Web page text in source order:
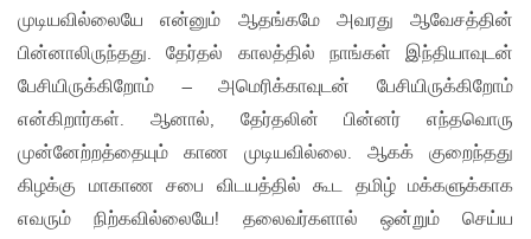
முடியவில்லையே என்னும் ஆதங்கமே அவரது ஆவேசத்தின்
பின்னாலிருந்தது. தேர்தல் காலத்தில் நாங்கள் இந்தியாவுடன்
பேசியிருக்கிறோம் – அமெரிக்காவுடன் பேசியிருக்கிறோம்
என்கிறார்கள். ஆனால், தேர்தலின் பின்னர் எந்தவொரு
முன்னேற்றத்தையும் காண முடியவில்லை. ஆகக் குறைந்தது
கிழக்கு மாகாண சபை விடயத்தில் கூட தமிழ் மக்களுக்காக
எவரும் நிற்கவில்லையே! தலைவர்களால் ஒன்றும் செய்ய